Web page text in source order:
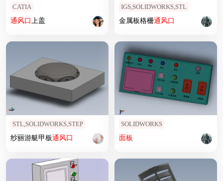
CATIA
通风口上盖
IGS,SOLIDWORKS,STL
金属板格栅通风口
STL,SOLIDWORKS,STEP
纱丽游艇甲板通风口
SOLIDWORKS
面板